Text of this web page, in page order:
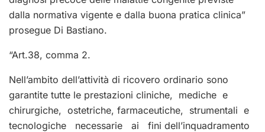
dalla normativa vigente e dalla buona pratica clinica”
prosegue Di Bastiano.
“Art.38, comma 2.
Nell’ambito dell’attività di ricovero ordinario sono
garantite tutte le prestazioni cliniche, mediche e
chirurgiche, ostetriche, farmaceutiche, strumentali e
tecnologiche necessarie ai fini dell’inquadramento